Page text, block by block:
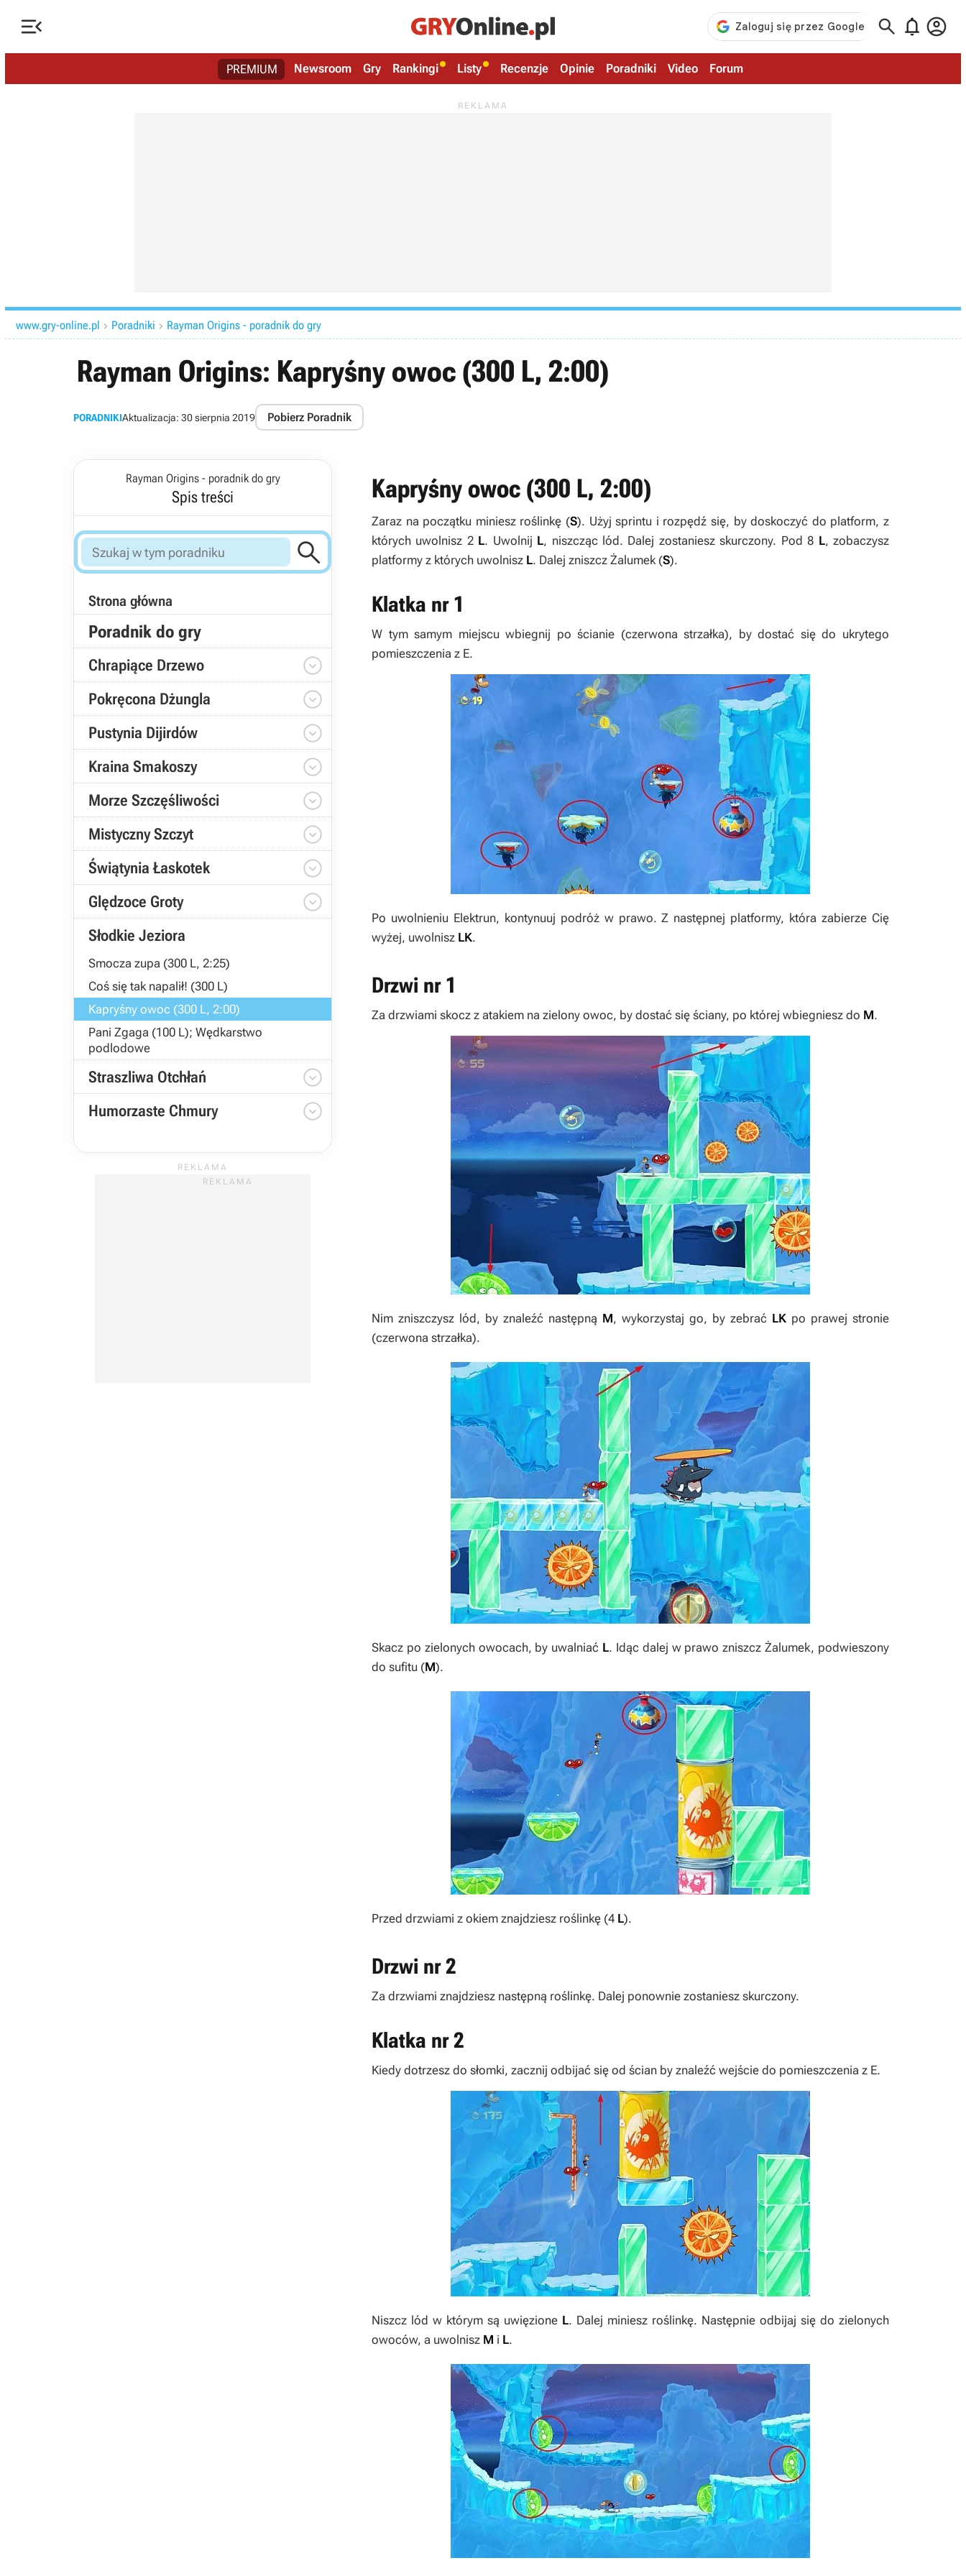
   
PREMIUM Newsroom Gry Rankingi Listy Recenzje Opinie Poradniki Video Forum
www.gry-online.pl  Poradniki  Rayman Origins - poradnik do gry
Rayman Origins: Kapryśny owoc (300 L, 2:00)
PORADNIKIAktualizacja: 30 sierpnia 2019 Pobierz Poradnik
Rayman Origins - poradnik do gry
Spis treści

Strona główna
Poradnik do gry
Chrapiące Drzewo 
Pokręcona Dżungla 
Pustynia Dijirdów 
Kraina Smakoszy 
Morze Szczęśliwości 
Mistyczny Szczyt 
Świątynia Łaskotek 
Ględzoce Groty 
Słodkie Jeziora
Smocza zupa (300 L, 2:25)
Coś się tak napalił! (300 L)
Kapryśny owoc (300 L, 2:00)
Pani Zgaga (100 L); Wędkarstwo
podlodowe
Straszliwa Otchłań 
Humorzaste Chmury 
Kapryśny owoc (300 L, 2:00)
Zaraz na początku miniesz roślinkę (S). Użyj sprintu i rozpędź się, by doskoczyć do platform, z
których uwolnisz 2 L. Uwolnij L, niszcząc lód. Dalej zostaniesz skurczony. Pod 8 L, zobaczysz
platformy z których uwolnisz L. Dalej zniszcz Żalumek (S).
Klatka nr 1
W tym samym miejscu wbiegnij po ścianie (czerwona strzałka), by dostać się do ukrytego
pomieszczenia z E.
Po uwolnieniu Elektrun, kontynuuj podróż w prawo. Z następnej platformy, która zabierze Cię
wyżej, uwolnisz LK.
Drzwi nr 1
Za drzwiami skocz z atakiem na zielony owoc, by dostać się ściany, po której wbiegniesz do M.
Nim zniszczysz lód, by znaleźć następną M, wykorzystaj go, by zebrać LK po prawej stronie
(czerwona strzałka).
Skacz po zielonych owocach, by uwalniać L. Idąc dalej w prawo zniszcz Żalumek, podwieszony
do sufitu (M).
Przed drzwiami z okiem znajdziesz roślinkę (4 L).
Drzwi nr 2
Za drzwiami znajdziesz następną roślinkę. Dalej ponownie zostaniesz skurczony.
Klatka nr 2
Kiedy dotrzesz do słomki, zacznij odbijać się od ścian by znaleźć wejście do pomieszczenia z E.
Niszcz lód w którym są uwięzione L. Dalej miniesz roślinkę. Następnie odbijaj się do zielonych
owoców, a uwolnisz M i L.